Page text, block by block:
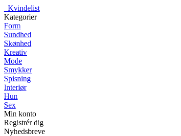
Kvindelist
Kategorier
Form
Sundhed
Skønhed
Kreativ
Mode
Smykker
Spisning
Interiør
Hun
Sex
Min konto
Registrér dig
Nyhedsbreve